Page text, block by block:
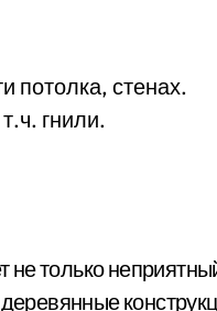
потолка, стенах.
гнили.
только